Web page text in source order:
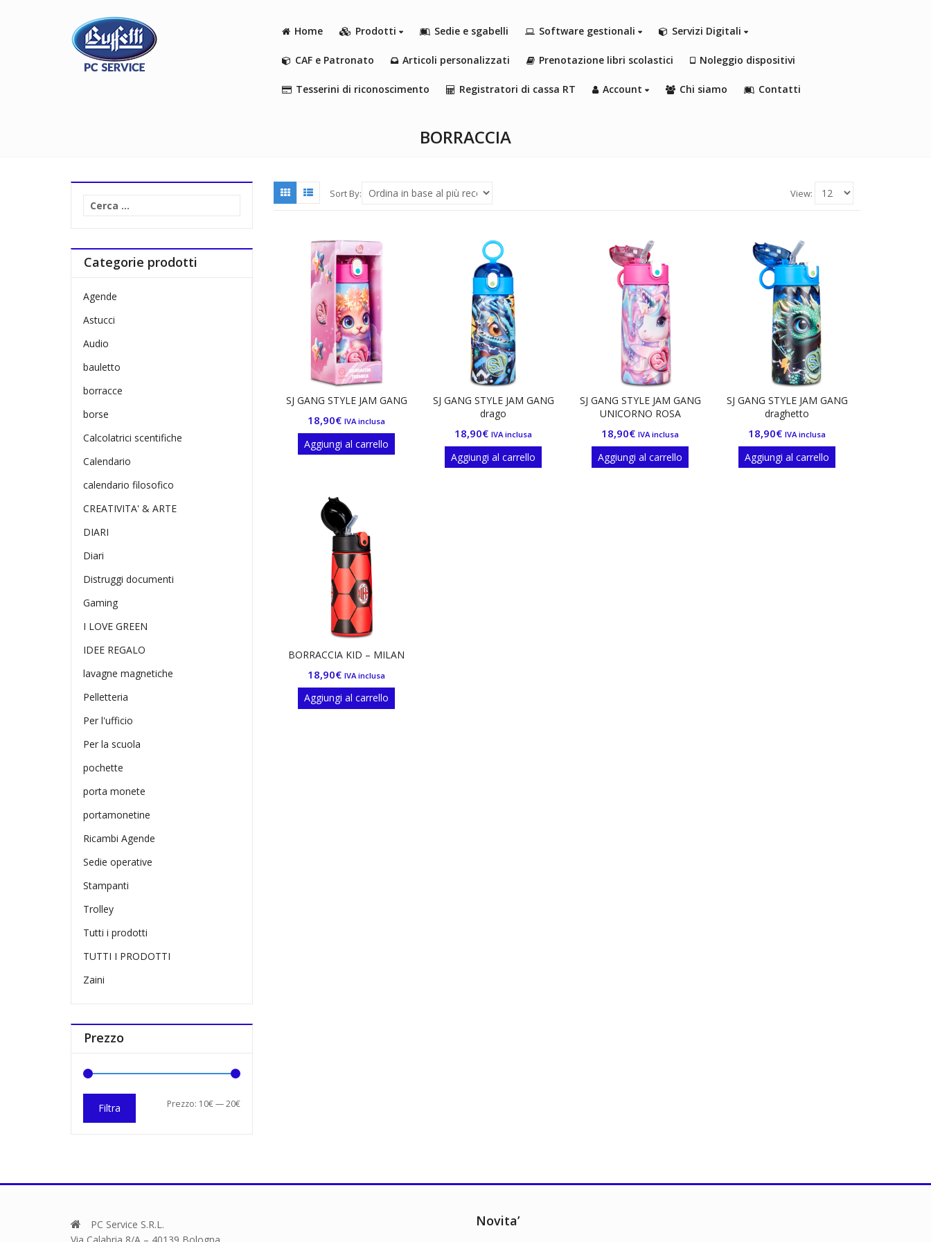
Home Prodotti Sedie e sgabelli Software gestionali Servizi Digitali
CAF e Patronato Articoli personalizzati Prenotazione libri scolastici Noleggio dispositivi
Tesserini di riconoscimento Registratori di cassa RT Account Chi siamo Contatti
BORRACCIA
Sort By: View:
SJ GANG STYLE JAM GANG
18,90€ IVA inclusa
Aggiungi al carrello
SJ GANG STYLE JAM GANG
drago
18,90€ IVA inclusa
Aggiungi al carrello
SJ GANG STYLE JAM GANG
UNICORNO ROSA
18,90€ IVA inclusa
Aggiungi al carrello
SJ GANG STYLE JAM GANG
draghetto
18,90€ IVA inclusa
Aggiungi al carrello
BORRACCIA KID – MILAN
18,90€ IVA inclusa
Aggiungi al carrello
Ricerca
Categorie prodotti
Agende
Astucci
Audio
bauletto
borracce
borse
Calcolatrici scentifiche
Calendario
calendario filosofico
CREATIVITA' & ARTE
DIARI
Diari
Distruggi documenti
Gaming
I LOVE GREEN
IDEE REGALO
lavagne magnetiche
Pelletteria
Per l'ufficio
Per la scuola
pochette
porta monete
portamonetine
Ricambi Agende
Sedie operative
Stampanti
Trolley
Tutti i prodotti
TUTTI I PRODOTTI
Zaini
Prezzo
Prezzo
Prezzo
Filtra Prezzo: 10€—20€
PC Service S.R.L.
Novita’